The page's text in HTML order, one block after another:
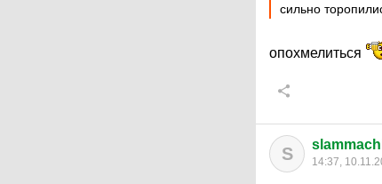
сильно
опохмелиться
S 14:37,